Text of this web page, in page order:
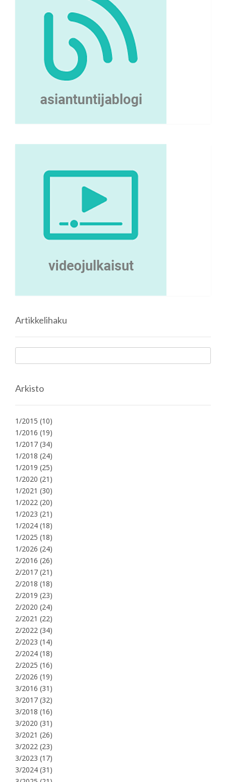
Artikkelihaku
Arkisto
1/2015 (10)
1/2016 (19)
1/2017 (34)
1/2018 (24)
1/2019 (25)
1/2020 (21)
1/2021 (30)
1/2022 (20)
1/2023 (21)
1/2024 (18)
1/2025 (18)
1/2026 (24)
2/2016 (26)
2/2017 (21)
2/2018 (18)
2/2019 (23)
2/2020 (24)
2/2021 (22)
2/2022 (34)
2/2023 (14)
2/2024 (18)
2/2025 (16)
2/2026 (19)
3/2016 (31)
3/2017 (32)
3/2018 (16)
3/2020 (31)
3/2021 (26)
3/2022 (23)
3/2023 (17)
3/2024 (31)